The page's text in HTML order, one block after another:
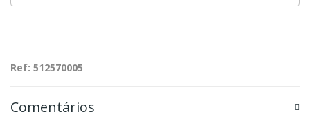
Ref: 512570005
Comentários